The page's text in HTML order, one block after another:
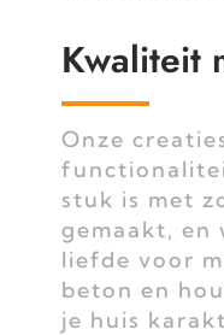
Kwaliteit
Onze
stuk is met
gemaakt, en
liefde voor
beton en
je huis